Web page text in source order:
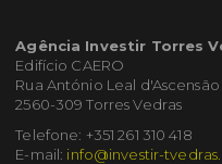
Agência Investir Torres
Edifício CAERO
Rua António Leal d'Ascensão
2560-309 Torres Vedras
Telefone: +351 261 310 418
E-mail: info@investir-